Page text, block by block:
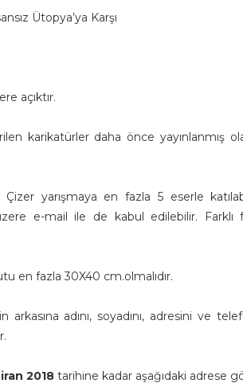
Ütopya’ya Karşı
açıktır.
karikatürler daha önce yayınlanmış
yarışmaya en fazla 5 eserle
e-mail ile de kabul edilebilir. Farklı
en fazla 30X40 cm.olmalıdır.
arkasına adını, soyadını, adresini ve
2018 tarihine kadar aşağıdaki adrese